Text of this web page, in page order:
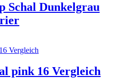
Schal Dunkelgrau
pink 16 Vergleich